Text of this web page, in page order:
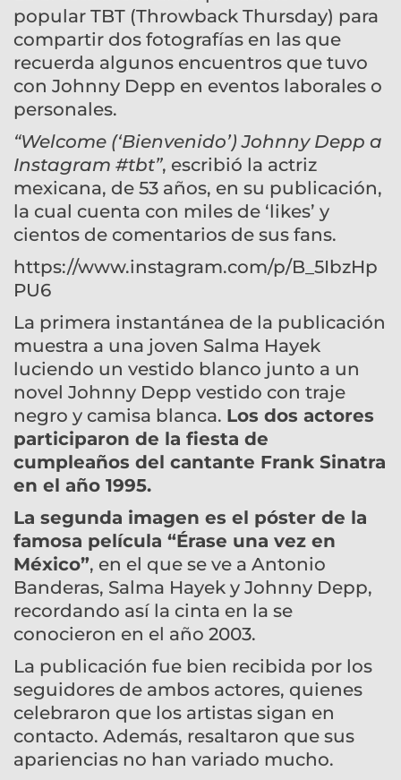
popular TBT (Throwback Thursday) para
compartir dos fotografías en las que
recuerda algunos encuentros que tuvo
con Johnny Depp en eventos laborales o
personales.
“Welcome (‘Bienvenido’) Johnny Depp a
Instagram #tbt”, escribió la actriz
mexicana, de 53 años, en su publicación,
la cual cuenta con miles de ‘likes’ y
cientos de comentarios de sus fans.
https://www.instagram.com/p/B_5IbzHp
PU6
La primera instantánea de la publicación
muestra a una joven Salma Hayek
luciendo un vestido blanco junto a un
novel Johnny Depp vestido con traje
negro y camisa blanca. Los dos actores
participaron de la fiesta de
cumpleaños del cantante Frank Sinatra
en el año 1995.
La segunda imagen es el póster de la
famosa película “Érase una vez en
México”, en el que se ve a Antonio
Banderas, Salma Hayek y Johnny Depp,
recordando así la cinta en la se
conocieron en el año 2003.
La publicación fue bien recibida por los
seguidores de ambos actores, quienes
celebraron que los artistas sigan en
contacto. Además, resaltaron que sus
apariencias no han variado mucho.